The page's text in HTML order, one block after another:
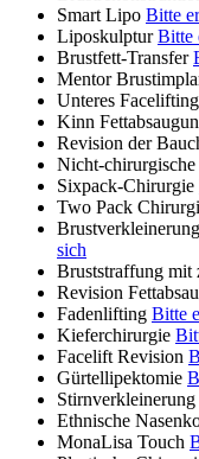
Smart Lipo Bitte
Liposkulptur Bitte
Brustfett-Transfer
Mentor
Unteres Facelifting
Kinn
Revision der
Nicht-
Sixpack-Chirurgie
Two Pack
sich
Bruststraffung mit
Revision
Fadenlifting Bitte
Kieferchirurgie
Facelift Revision
Gürtellipektomie
Stirnverkleinerung
Ethnische
MonaLisa Touch